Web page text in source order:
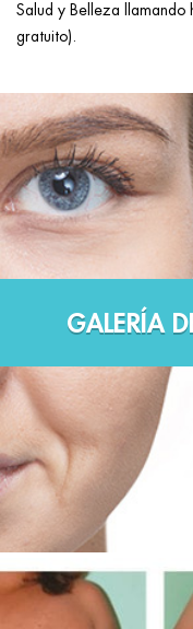
Salud y Belleza
gratuito).
GALERÍA